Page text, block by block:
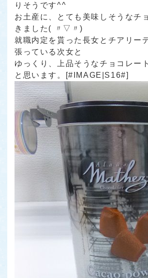
りそうです^^
お土産に、とても美味しそうなチ
きました( 〃▽〃)
就職内定を貰った長女とチアリー
張っている次女と
ゆっくり、上品そうなチョコレー
と思います。[#IMAGE|S16#]